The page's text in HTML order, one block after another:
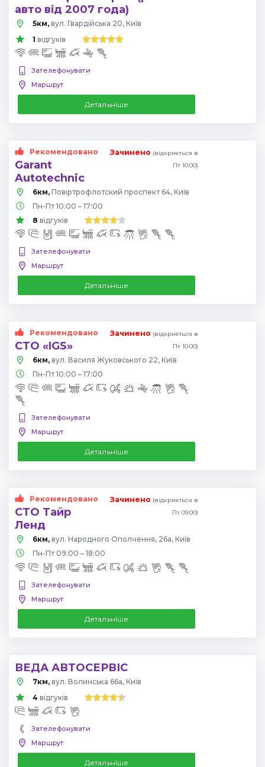
авто від 2007 года)
5км, вул. Гвардійська 20, Київ
1 відгуків
Зателефонувати
Маршрут
Детальніше
Рекомендовано
Garant
Autotechnic
Зачинено (відкриється в
Пт 10:00)
6км,
Повіртрофлотский проспект 64, Київ
Пн-Пт 10:00 – 17:00
8 відгуків
Зателефонувати
Маршрут
Детальніше
Рекомендовано
СТО «IGS»
Зачинено (відкриється в
Пт 10:00)
6км, вул. Василя Жуковського 22, Київ
Пн-Пт 10:00 – 17:00
Зателефонувати
Маршрут
Детальніше
Рекомендовано
СТО Тайр
Ленд
Зачинено (відкриється в
Пт 09:00)
6км, вул. Народного Ополчення, 26а, Київ
Пн-Пт 09:00 – 18:00
Зателефонувати
Маршрут
Детальніше
ВЕДА АВТОСЕРВІС
7км, вул. Волинська 66а, Київ
4 відгуків
Зателефонувати
Маршрут
Детальніше